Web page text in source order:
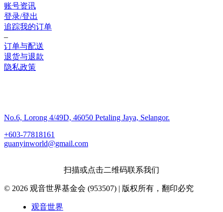
账号资讯
登录/登出
追踪我的订单
–
订单与配送
退货与退款
隐私政策
No.6, Lorong 4/49D, 46050 Petaling Jaya, Selangor.
+603-77818161
guanyinworld@gmail.com
扫描或点击二维码联系我们
© 2026 观音世界基金会 (953507) | 版权所有，翻印必究
观音世界